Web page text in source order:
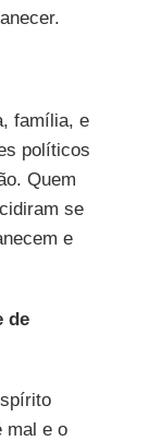
família, e
políticos
Quem
se
e
de
mal e o